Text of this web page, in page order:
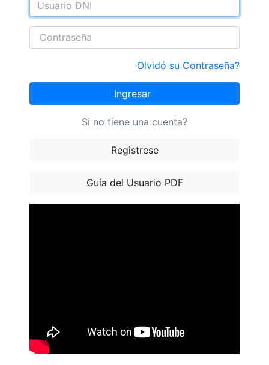
Olvidó su Contraseña?
Ingresar
Si no tiene una cuenta?
Registrese
Guía del Usuario PDF